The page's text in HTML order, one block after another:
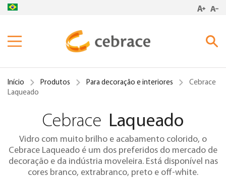
Produtos
Cebrace Cool Lite Linha SK
Cebrace Cool Lite Linha K
Cebrace Cool Lite Linha S
Cebrace Cool Lite Linha BR
Inspirações
Onde Encontrar
Blog
Ferramentas de Suporte
Início Produtos Para decoração e interiores
Cebrace
Laqueado
Cebrace Laqueado
Vidro com muito brilho e acabamento colorido, o
Cebrace Laqueado é um dos preferidos do mercado de
decoração e da indústria moveleira. Está disponível nas
cores branco, extrabranco, preto e off-white.